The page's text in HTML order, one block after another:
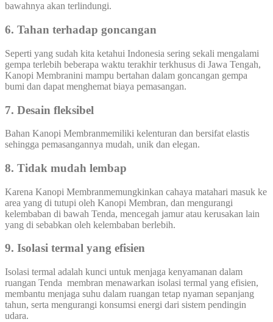
bawahnya akan terlindungi.
6. Tahan terhadap goncangan
Seperti yang sudah kita ketahui Indonesia sering sekali mengalami
gempa terlebih beberapa waktu terakhir terkhusus di Jawa Tengah,
Kanopi Membranini mampu bertahan dalam goncangan gempa
bumi dan dapat menghemat biaya pemasangan.
7. Desain fleksibel
Bahan Kanopi Membranmemiliki kelenturan dan bersifat elastis
sehingga pemasangannya mudah, unik dan elegan.
8. Tidak mudah lembap
Karena Kanopi Membranmemungkinkan cahaya matahari masuk ke
area yang di tutupi oleh Kanopi Membran, dan mengurangi
kelembaban di bawah Tenda, mencegah jamur atau kerusakan lain
yang di sebabkan oleh kelembaban berlebih.
9. Isolasi termal yang efisien
Isolasi termal adalah kunci untuk menjaga kenyamanan dalam
ruangan Tenda membran menawarkan isolasi termal yang efisien,
membantu menjaga suhu dalam ruangan tetap nyaman sepanjang
tahun, serta mengurangi konsumsi energi dari sistem pendingin
udara.